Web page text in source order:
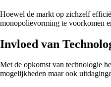
Hoewel de markt op zichzelf
monopolievorming te voorkomen
Invloed van
Met de opkomst van technologie
mogelijkheden maar ook